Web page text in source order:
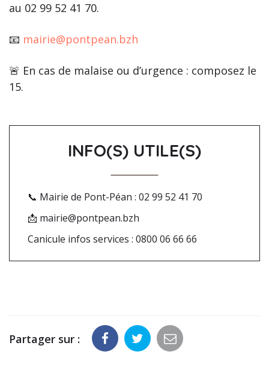
au 02 99 52 41 70.
📧 mairie@pontpean.bzh
🚨 En cas de malaise ou d’urgence : composez le
15.
INFO(S) UTILE(S)
📞 Mairie de Pont-Péan : 02 99 52 41 70
📩 mairie@pontpean.bzh
Canicule infos services : 0800 06 66 66
Partager sur :